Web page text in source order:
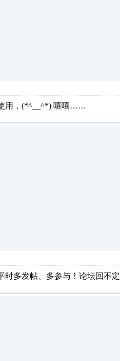
用，(*^__^*) 嘻嘻……
时多发帖、多参与！论坛回不